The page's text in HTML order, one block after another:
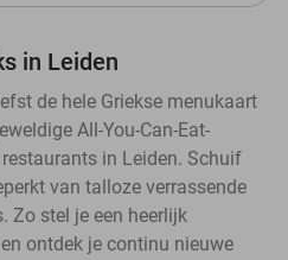
in Leiden
de hele Griekse menukaart
All-You-Can-Eat-
in Leiden. Schuif
van talloze verrassende
Zo stel je een heerlijk
ontdek je continu nieuwe